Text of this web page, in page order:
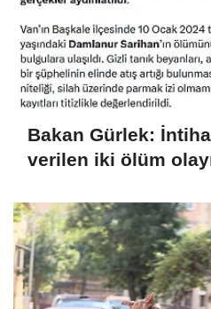
Bakan Gürlek:
verilen iki ölüm olayı